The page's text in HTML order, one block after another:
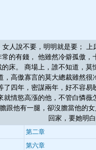
人說不要，明明就是要； 上
的有錢， 他雖然冷僻孤傲
床。 商場上，誰不知道，
，高傲寡言的莫大總裁雖然
了四年，密謀兩年，好不容
就情慾高漲的他，不管白憐
跟他有一腿，卻沒膽當他的
回家，要她明
第二章
第六章